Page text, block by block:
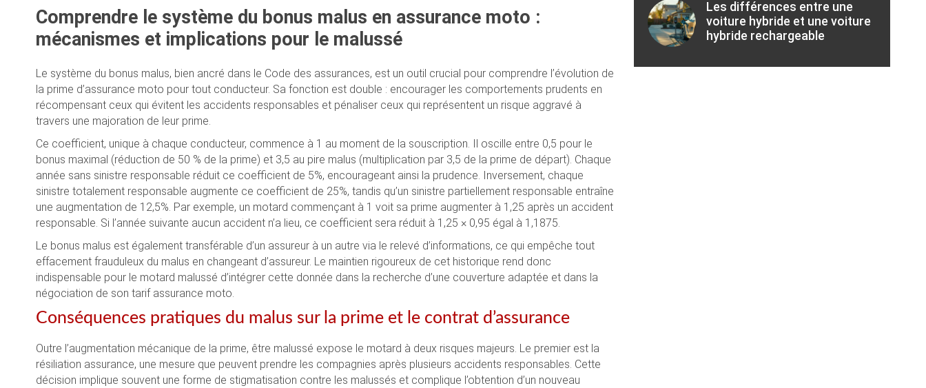
Comprendre le système du bonus malus en assurance moto :
mécanismes et implications pour le malussé
Le système du bonus malus, bien ancré dans le Code des assurances, est un outil crucial pour comprendre l’évolution de
la prime d’assurance moto pour tout conducteur. Sa fonction est double : encourager les comportements prudents en
récompensant ceux qui évitent les accidents responsables et pénaliser ceux qui représentent un risque aggravé à
travers une majoration de leur prime.
Ce coefficient, unique à chaque conducteur, commence à 1 au moment de la souscription. Il oscille entre 0,5 pour le
bonus maximal (réduction de 50 % de la prime) et 3,5 au pire malus (multiplication par 3,5 de la prime de départ). Chaque
année sans sinistre responsable réduit ce coefficient de 5%, encourageant ainsi la prudence. Inversement, chaque
sinistre totalement responsable augmente ce coefficient de 25%, tandis qu’un sinistre partiellement responsable entraîne
une augmentation de 12,5%. Par exemple, un motard commençant à 1 voit sa prime augmenter à 1,25 après un accident
responsable. Si l’année suivante aucun accident n’a lieu, ce coefficient sera réduit à 1,25 × 0,95 égal à 1,1875.
Le bonus malus est également transférable d’un assureur à un autre via le relevé d’informations, ce qui empêche tout
effacement frauduleux du malus en changeant d’assureur. Le maintien rigoureux de cet historique rend donc
indispensable pour le motard malussé d’intégrer cette donnée dans la recherche d’une couverture adaptée et dans la
négociation de son tarif assurance moto.
Conséquences pratiques du malus sur la prime et le contrat d’assurance
Outre l’augmentation mécanique de la prime, être malussé expose le motard à deux risques majeurs. Le premier est la
résiliation assurance, une mesure que peuvent prendre les compagnies après plusieurs accidents responsables. Cette
décision implique souvent une forme de stigmatisation contre les malussés et complique l’obtention d’un nouveau
Les différences entre une
voiture hybride et une voiture
hybride rechargeable